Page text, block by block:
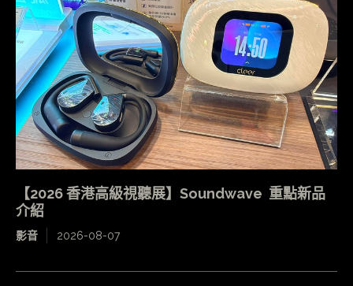
【2026 香港高級視聽展】Soundwave 重點新品
介紹
影音 2026-08-07